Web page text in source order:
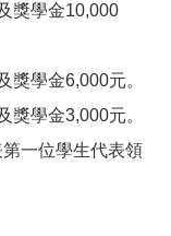
獎學金10,000
獎學金6,000元。
獎學金3,000元。
第一位學生代表領